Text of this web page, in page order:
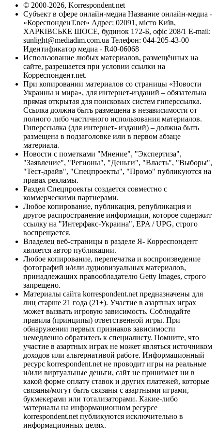
© 2000-2026, Korrespondent.net
Субъект в сфере онлайн-медиа Название онлайн-медиа -
«КореспонденТ.net» Адрес: 02091, місто Київ,
ХАРКІВСЬКЕ ШОСЕ, будинок 172-Б, офіс 208/1 E-mail:
sunlight@mediadim.com.ua Телефон: 044-205-43-00
Идентификатор медиа - R40-06068
Использование любых материалов, размещённых на
сайте, разрешается при условии ссылки на
Корреспондент.net.
При копировании материалов со страницы «Новости
Украины и мира», для интернет-изданий – обязательна
прямая открытая для поисковых систем гиперссылка.
Ссылка должна быть размещена в независимости от
полного либо частичного использования материалов.
Гиперссылка (для интернет- изданий) – должна быть
размещена в подзаголовке или в первом абзаце
материала.
Новости с пометками "Мнение", "Экспертиза",
"Заявление", "Регионы", "Деньги", "Власть", "Выборы",
"Тест-драйв", "Спецпроекты", "Промо" публикуются на
правах рекламы.
Раздел Спецпроекты создается совместно с
коммерческими партнерами.
Любое копирование, публикация, републикация и
другое распространение информации, которое содержит
ссылку на "Интерфакс-Украина", EPA / UPG, строго
воспрещается.
Владелец веб-страницы в разделе Я- Корреспондент
является автор публикации.
Любое копирование, перепечатка и воспроизведение
фотографий и/или аудиовизуальных материалов,
принадлежащих правообладателю Getty Images, строго
запрещено.
Материалы сайта korrespondent.net предназначены для
лиц старше 21 года (21+). Участие в азартных играх
может вызвать игровую зависимость. Соблюдайте
правила (принципы) ответственной игры. При
обнаружении первых признаков зависимости
немедленно обратитесь к специалисту. Помните, что
участие в азартных играх не может являться источником
доходов или альтернативой работе. Информационный
ресурс korrespondent.net не проводит игры на реальные
и/или виртуальные деньги, сайт не принимает ни в
какой форме оплату ставок и других платежей, которые
связаны/могут быть связаны с азартными играми,
букмекерами или тотализаторами. Какие-либо
материалы на информационном ресурсе
korrespondent.net публикуются исключительно в
информационных целях.